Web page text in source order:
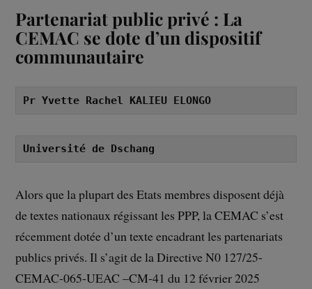
Partenariat public privé : La
CEMAC se dote d’un dispositif
communautaire
Pr Yvette Rachel KALIEU ELONGO
Université de Dschang
Alors que la plupart des Etats membres disposent déjà
de textes nationaux régissant les PPP, la CEMAC s’est
récemment dotée d’un texte encadrant les partenariats
publics privés. Il s’agit de la Directive N0 127/25-
CEMAC-065-UEAC –CM-41 du 12 février 2025